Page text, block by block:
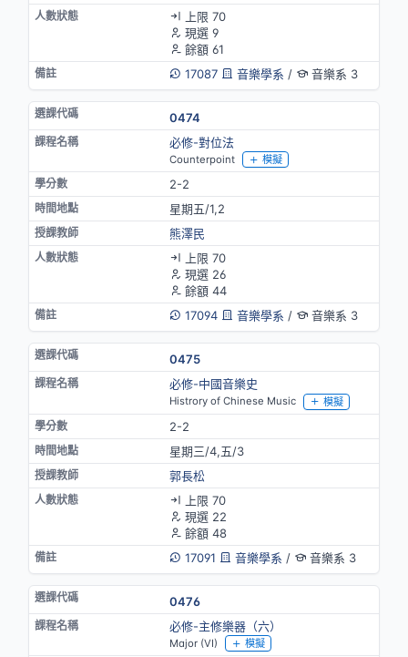
上限 70
現選 9
餘額 61
17087
音樂學系 / 音樂系 3
0474
必修-對位法
Counterpoint 模擬
2-2
星期五/1,2
熊澤民
上限 70
現選 26
餘額 44
17094
音樂學系 / 音樂系 3
0475
必修-中國音樂史
Histrory of Chinese Music 模擬
2-2
星期三/4,五/3
郭長松
上限 70
現選 22
餘額 48
17091
音樂學系 / 音樂系 3
0476
必修-主修樂器（六）
Major (VI) 模擬